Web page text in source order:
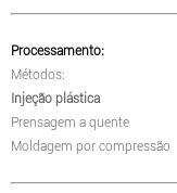
Processamento:
Métodos:
Injeção plástica
Prensagem a quente
Moldagem por compressão